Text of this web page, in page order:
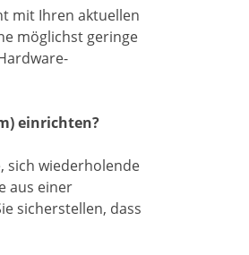
mit Ihren aktuellen
möglichst geringe
einrichten?
sich wiederholende
aus einer
sicherstellen, dass